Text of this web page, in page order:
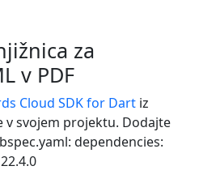
za
v PDF
Cloud SDK for Dart iz
svojem projektu. Dodajte
dependencies: